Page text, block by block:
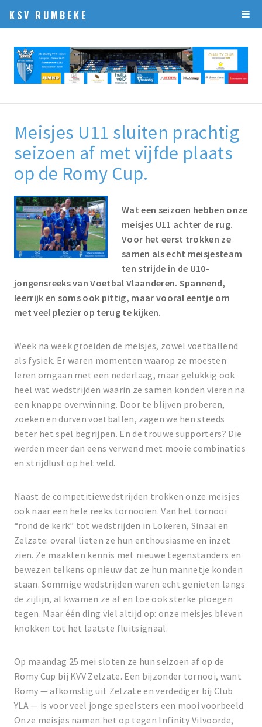
KSV RUMBEKE
Meisjes U11 sluiten prachtig
seizoen af met vijfde plaats
op de Romy Cup.
Wat een seizoen hebben onze
meisjes U11 achter de rug.
Voor het eerst trokken ze
samen als echt meisjesteam
ten strijde in de U10-
jongensreeks van Voetbal Vlaanderen. Spannend,
leerrijk en soms ook pittig, maar vooral eentje om
met veel plezier op terug te kijken.
Week na week groeiden de meisjes, zowel voetballend
als fysiek. Er waren momenten waarop ze moesten
leren omgaan met een nederlaag, maar gelukkig ook
heel wat wedstrijden waarin ze samen konden vieren na
een knappe overwinning. Door te blijven proberen,
zoeken en durven voetballen, zagen we hen steeds
beter het spel begrijpen. En de trouwe supporters? Die
werden meer dan eens verwend met mooie combinaties
en strijdlust op het veld.
Naast de competitiewedstrijden trokken onze meisjes
ook naar een hele reeks tornooien. Van het tornooi
“rond de kerk” tot wedstrijden in Lokeren, Sinaai en
Zelzate: overal lieten ze hun enthousiasme en inzet
zien. Ze maakten kennis met nieuwe tegenstanders en
bewezen telkens opnieuw dat ze hun mannetje konden
staan. Sommige wedstrijden waren echt genieten langs
de zijlijn, al kwamen ze af en toe ook sterke ploegen
tegen. Maar één ding viel altijd op: onze meisjes bleven
knokken tot het laatste fluitsignaal.
Op maandag 25 mei sloten ze hun seizoen af op de
Romy Cup bij KVV Zelzate. Een bijzonder tornooi, want
Romy — afkomstig uit Zelzate en verdediger bij Club
YLA — is voor veel jonge speelsters een mooi voorbeeld.
Onze meisjes namen het op tegen Infinity Vilvoorde,